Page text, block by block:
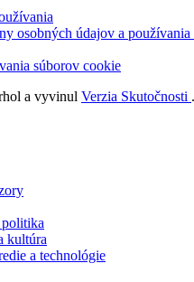
osobných údajov a
súborov cookie
a vyvinul Verzia Skutočnosti
kultúra
a technológie